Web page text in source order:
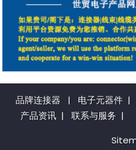
品牌连接器 | 电子元器件 |
产品资讯 | 联系与服务 |